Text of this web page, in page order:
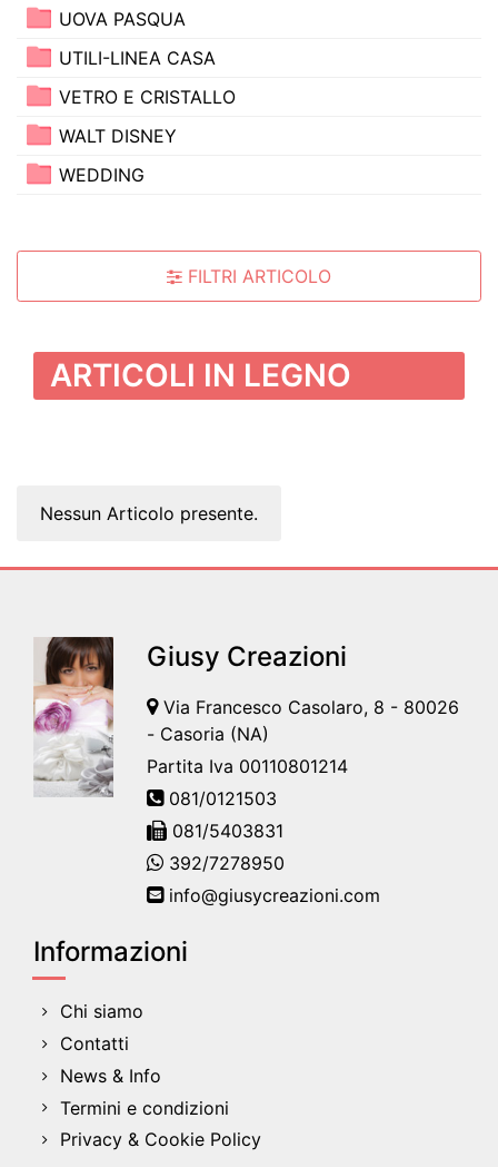
UOVA PASQUA
UTILI-LINEA CASA
VETRO E CRISTALLO
WALT DISNEY
WEDDING
FILTRI ARTICOLO
ARTICOLI IN LEGNO
Nessun Articolo presente.
Giusy Creazioni
Via Francesco Casolaro, 8 - 80026
- Casoria (NA)
Partita Iva 00110801214
081/0121503
081/5403831
392/7278950
info@giusycreazioni.com
Informazioni
Chi siamo
Contatti
News & Info
Termini e condizioni
Privacy & Cookie Policy